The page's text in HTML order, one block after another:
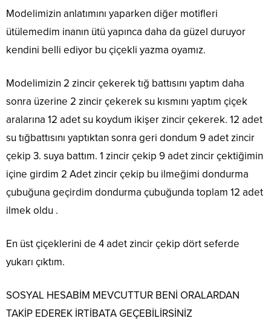
Modelimizin anlatımını yaparken diğer motifleri
ütülemedim inanın ütü yapınca daha da güzel duruyor
kendini belli ediyor bu çiçekli yazma oyamız.
Modelimizin 2 zincir çekerek tığ battısını yaptım daha
sonra üzerine 2 zincir çekerek su kısmını yaptım çiçek
aralarına 12 adet su koydum ikişer zincir çekerek. 12 adet
su tığbattısını yaptıktan sonra geri dondum 9 adet zincir
çekip 3. suya battım. 1 zincir çekip 9 adet zincir çektiğimin
içine girdim 2 Adet zincir çekip bu ilmeğimi dondurma
çubuğuna geçirdim dondurma çubuğunda toplam 12 adet
ilmek oldu .
En üst çiçeklerini de 4 adet zincir çekip dört seferde
yukarı çıktım.
SOSYAL HESABİM MEVCUTTUR BENİ ORALARDAN
TAKİP EDEREK İRTİBATA GEÇEBİLİRSİNİZ